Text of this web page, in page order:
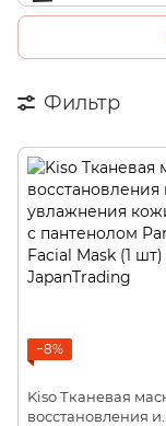
SOS-маски
Маски от
Фильтр
−8%
Kiso Тканевая
восстановления и